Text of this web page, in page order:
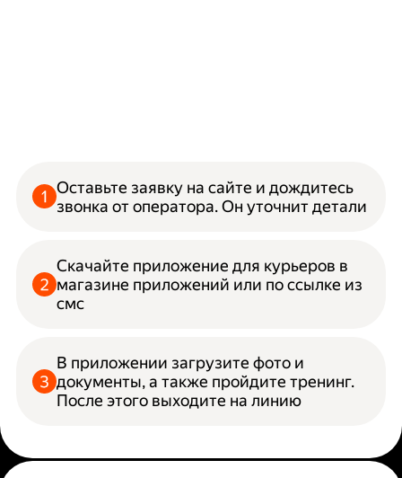
Оставьте заявку на сайте и дождитесь
звонка от оператора. Он уточнит детали
Скачайте приложение для курьеров в
магазине приложений или по ссылке из
смс
В приложении загрузите фото и
документы, а также пройдите тренинг.
После этого выходите на линию